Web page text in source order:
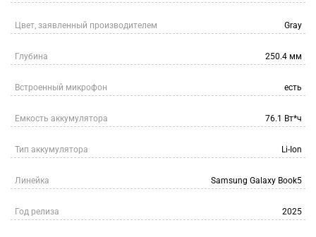
Цвет, заявленный производителем Gray
Глубина 250.4 мм
Встроенный микрофон есть
Емкость аккумулятора 76.1 Вт*ч
Тип аккумулятора Li-Ion
Линейка Samsung Galaxy Book5
Год релиза 2025